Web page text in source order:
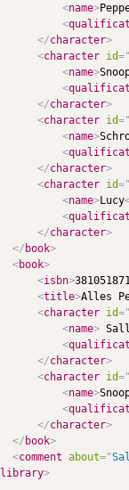
<name>
<
</character>
<character id=
<name>
<
</character>
<character id=
<name>
<
</character>
<character id=
<name>Lucy
<
</character>
</ book>
<book>
<isbn>
<title>Alles
<character id=
<name>
<
</character>
<character id=
<name>
<
</character>
</ book>
<comment about="
library>